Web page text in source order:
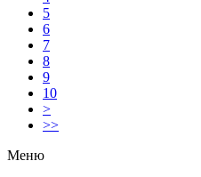
5
6
7
8
9
10
>
>>
Меню